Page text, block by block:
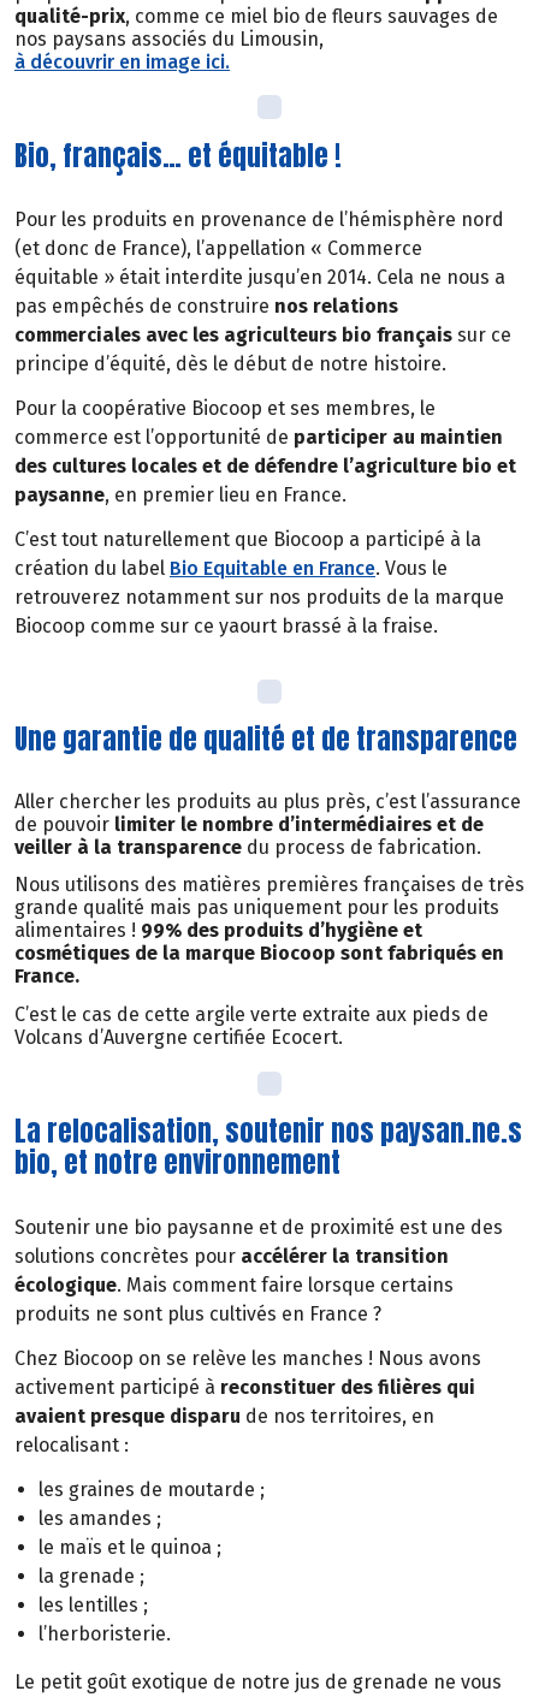
qualité-prix, comme ce miel bio de fleurs sauvages de
nos paysans associés du Limousin,
à découvrir en image ici.
Bio, français… et équitable !
Pour les produits en provenance de l’hémisphère nord
(et donc de France), l’appellation « Commerce
équitable » était interdite jusqu’en 2014. Cela ne nous a
pas empêchés de construire nos relations
commerciales avec les agriculteurs bio français sur ce
principe d’équité, dès le début de notre histoire.
Pour la coopérative Biocoop et ses membres, le
commerce est l’opportunité de participer au maintien
des cultures locales et de défendre l’agriculture bio et
paysanne, en premier lieu en France.
C’est tout naturellement que Biocoop a participé à la
création du label Bio Equitable en France. Vous le
retrouverez notamment sur nos produits de la marque
Biocoop comme sur ce yaourt brassé à la fraise.
Une garantie de qualité et de transparence
Aller chercher les produits au plus près, c’est l’assurance
de pouvoir limiter le nombre d’intermédiaires et de
veiller à la transparence du process de fabrication.
Nous utilisons des matières premières françaises de très
grande qualité mais pas uniquement pour les produits
alimentaires ! 99% des produits d’hygiène et
cosmétiques de la marque Biocoop sont fabriqués en
France.
C’est le cas de cette argile verte extraite aux pieds de
Volcans d’Auvergne certifiée Ecocert.
La relocalisation, soutenir nos paysan.ne.s
bio, et notre environnement
Soutenir une bio paysanne et de proximité est une des
solutions concrètes pour accélérer la transition
écologique. Mais comment faire lorsque certains
produits ne sont plus cultivés en France ?
Chez Biocoop on se relève les manches ! Nous avons
activement participé à reconstituer des filières qui
avaient presque disparu de nos territoires, en
relocalisant :
les graines de moutarde ;
les amandes ;
le maïs et le quinoa ;
la grenade ;
les lentilles ;
l’herboristerie.
Le petit goût exotique de notre jus de grenade ne vous